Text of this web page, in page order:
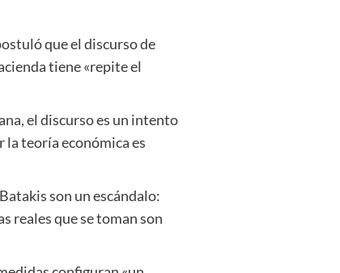
que el discurso de
tiene «repite el
el discurso es un intento
teoría económica es
son un escándalo:
reales que se toman son